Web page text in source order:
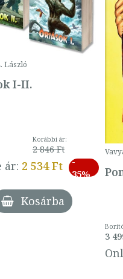
László
I-II.
Korábbi ár:
2 846 Ft
ár: 2 534 Ft
-
35%
Kosárba
3